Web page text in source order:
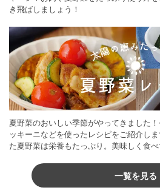
き飛ばしましょう！
夏野菜のおいしい季節がやってきました
ッキーニなどを使ったレシピをご紹介し
た夏野菜は栄養もたっぷり。美味しく食
一覧を見る